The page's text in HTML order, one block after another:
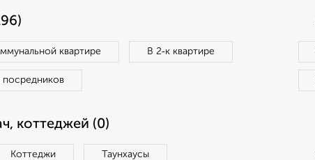
квартире В 2‑к квартире
посредников
коттеджей (0)
Коттеджи Таунхаусы